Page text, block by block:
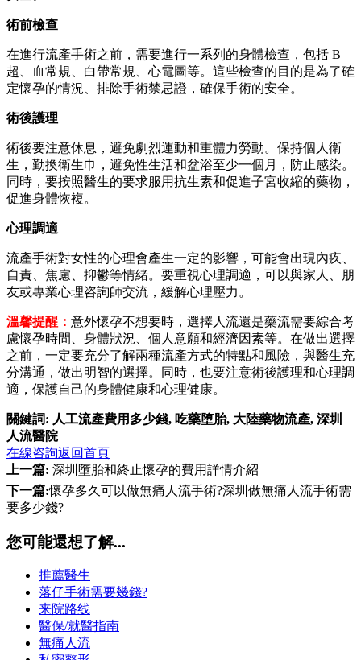
術前檢查
在進行流產手術之前，需要進行一系列的身體檢查，包括 B
超、血常規、白帶常規、心電圖等。這些檢查的目的是為了確
定懷孕的情況、排除手術禁忌證，確保手術的安全。
術後護理
術後要注意休息，避免劇烈運動和重體力勞動。保持個人衛
生，勤換衛生巾，避免性生活和盆浴至少一個月，防止感染。
同時，要按照醫生的要求服用抗生素和促進子宮收縮的藥物，
促進身體恢複。
心理調適
流產手術對女性的心理會產生一定的影響，可能會出現內疚、
自責、焦慮、抑鬱等情緒。要重視心理調適，可以與家人、朋
友或專業心理咨詢師交流，緩解心理壓力。
溫馨提醒： 意外懷孕不想要時，選擇人流還是藥流需要綜合考
慮懷孕時間、身體狀況、個人意願和經濟因素等。在做出選擇
之前，一定要充分了解兩種流產方式的特點和風險，與醫生充
分溝通，做出明智的選擇。同時，也要注意術後護理和心理調
適，保護自己的身體健康和心理健康。
關鍵詞: 人工流產費用多少錢, 吃藥堕胎, 大陸藥物流產, 深圳
人流醫院
在線咨詢返回首頁
上一篇: 深圳墮胎和終止懷孕的費用詳情介紹
下一篇:懷孕多久可以做無痛人流手術?深圳做無痛人流手術需
要多少錢?
您可能還想了解...
推薦醫生
落仔手術需要幾錢?
来院路线
醫保/就醫指南
無痛人流